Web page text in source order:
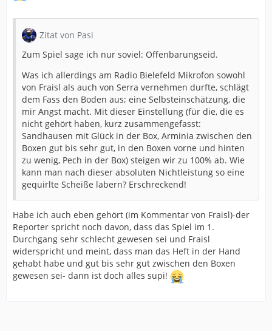
Zitat von Pasi
Zum Spiel sage ich nur soviel: Offenbarungseid.
Was ich allerdings am Radio Bielefeld Mikrofon sowohl
von Fraisl als auch von Serra vernehmen durfte, schlägt
dem Fass den Boden aus; eine Selbsteinschätzung, die
mir Angst macht. Mit dieser Einstellung (für die, die es
nicht gehört haben, kurz zusammengefasst:
Sandhausen mit Glück in der Box, Arminia zwischen den
Boxen gut bis sehr gut, in den Boxen vorne und hinten
zu wenig, Pech in der Box) steigen wir zu 100% ab. Wie
kann man nach dieser absoluten Nichtleistung so eine
gequirlte Scheiße labern? Erschreckend!
Habe ich auch eben gehört (im Kommentar von Fraisl)-der
Reporter spricht noch davon, dass das Spiel im 1.
Durchgang sehr schlecht gewesen sei und Fraisl
widerspricht und meint, dass man das Heft in der Hand
gehabt habe und gut bis sehr gut zwischen den Boxen
gewesen sei- dann ist doch alles supi!